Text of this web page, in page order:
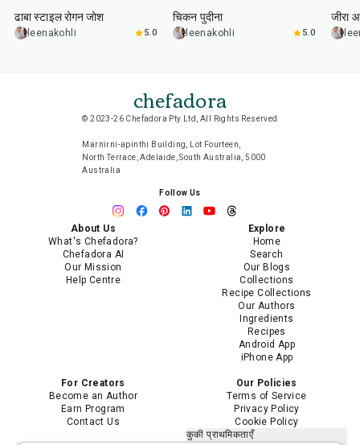
ढाबा स्टाइल रोगन जोश
leenakohli 5.0
चिकन पुदीना
leenakohli 5.0
जीरा
chefadora
© 2023-26 Chefadora Pty Ltd, All Rights Reserved
Marnirni-apinthi Building, Lot Fourteen,
North Terrace, Adelaide, South Australia, 5000
Australia
Follow Us
About Us
What's Chefadora?
Chefadora AI
Our Mission
Help Centre
Explore
Home
Search
Our Blogs
Collections
Recipe Collections
Our Authors
Ingredients
Recipes
Android App
iPhone App
For Creators
Become an Author
Earn Program
Contact Us
Our Policies
Terms of Service
Privacy Policy
Cookie Policy
कुकी प्राथमिकताएँ